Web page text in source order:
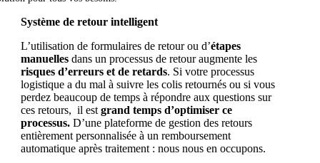
Système de retour intelligent
L’utilisation de formulaires de retour ou d’étapes
manuelles dans un processus de retour augmente les
risques d’erreurs et de retards. Si votre processus
logistique a du mal à suivre les colis retournés ou si vous
perdez beaucoup de temps à répondre aux questions sur
ces retours, il estgrand temps d’optimiser ce
processus.D’une plateforme de gestion des retours
entièrement personnalisée à un remboursement
automatique après traitement : nous nous en occupons.